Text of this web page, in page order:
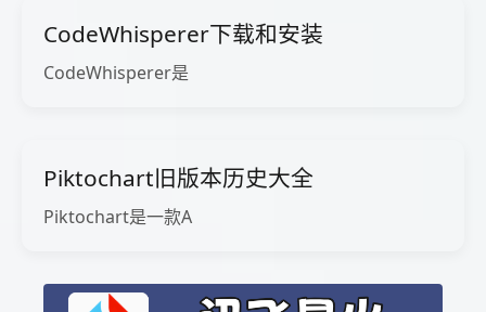
CodeWhisperer下载和安装
CodeWhisperer是
Piktochart旧版本历史大全
Piktochart是一款A